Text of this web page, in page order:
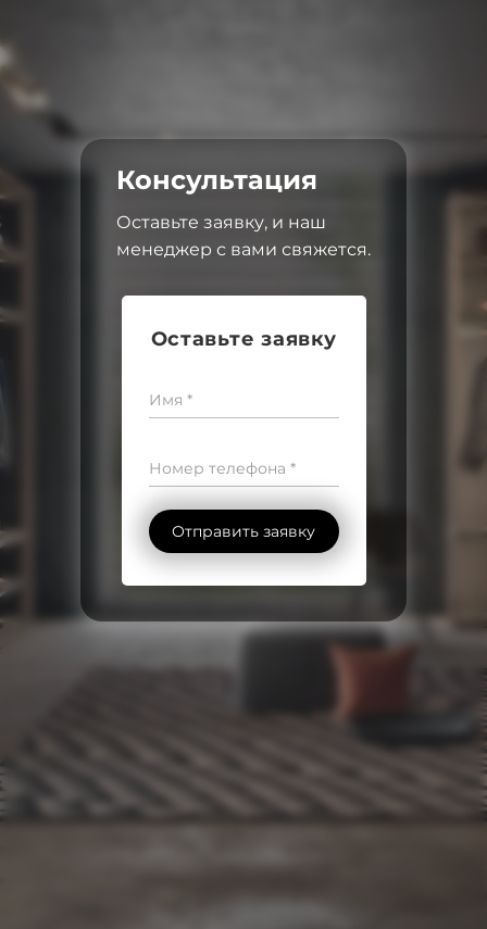
Консультация
Оставьте заявку
Имя *
Номер телефона *
Отправить заявку
Оставьте заявку, и наш
менеджер с вами свяжется.